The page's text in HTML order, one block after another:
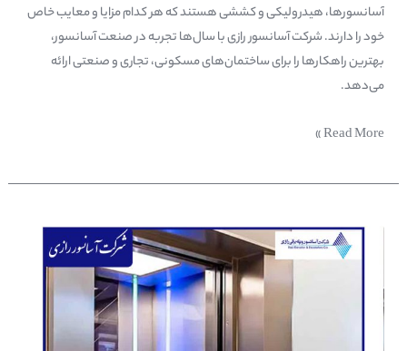
آسانسورها، هیدرولیکی و کششی هستند که هر کدام مزایا و معایب خاص
خود را دارند. شرکت آسانسور رازی با سال‌ها تجربه در صنعت آسانسور،
بهترین راهکارها را برای ساختمان‌های مسکونی، تجاری و صنعتی ارائه
می‌دهد.
Read More »
برای
سرویس